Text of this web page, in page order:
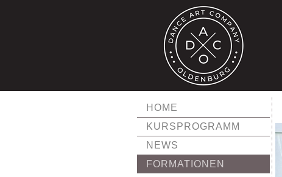
HOME
KURSPROGRAMM
NEWS
FORMATIONEN